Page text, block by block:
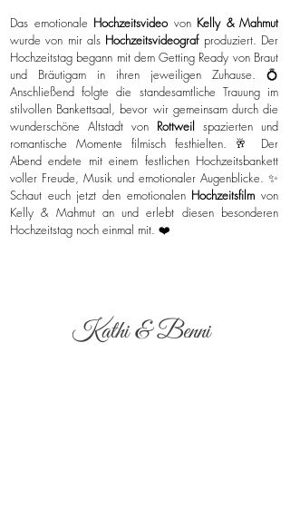
Das emotionale Hochzeitsvideovon Kelly & Mahmut
wurde von mir als Hochzeitsvideograf produziert. Der
Hochzeitstag begann mit dem Getting Ready von Braut
und Bräutigam in ihren jeweiligen Zuhause. 💍
Anschließend folgte die standesamtliche Trauung im
stilvollen Bankettsaal, bevor wir gemeinsam durch die
wunderschöne Altstadt von Rottweil spazierten und
romantische Momente filmisch festhielten. 🥂 Der
Abend endete mit einem festlichen Hochzeitsbankett
voller Freude, Musik und emotionaler Augenblicke. ✨
Schaut euch jetzt den emotionalen Hochzeitsfilmvon
Kelly & Mahmut an und erlebt diesen besonderen
Hochzeitstag noch einmal mit. ❤️
Kathi & Benni